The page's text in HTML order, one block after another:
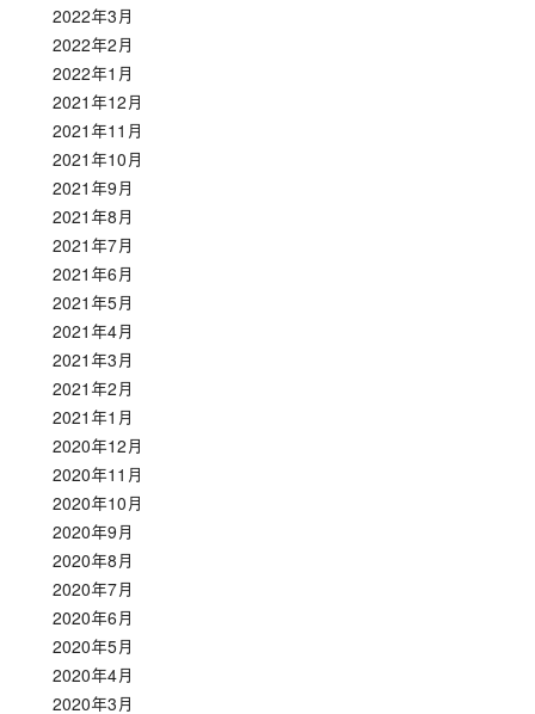
2022年3月
2022年2月
2022年1月
2021年12月
2021年11月
2021年10月
2021年9月
2021年8月
2021年7月
2021年6月
2021年5月
2021年4月
2021年3月
2021年2月
2021年1月
2020年12月
2020年11月
2020年10月
2020年9月
2020年8月
2020年7月
2020年6月
2020年5月
2020年4月
2020年3月